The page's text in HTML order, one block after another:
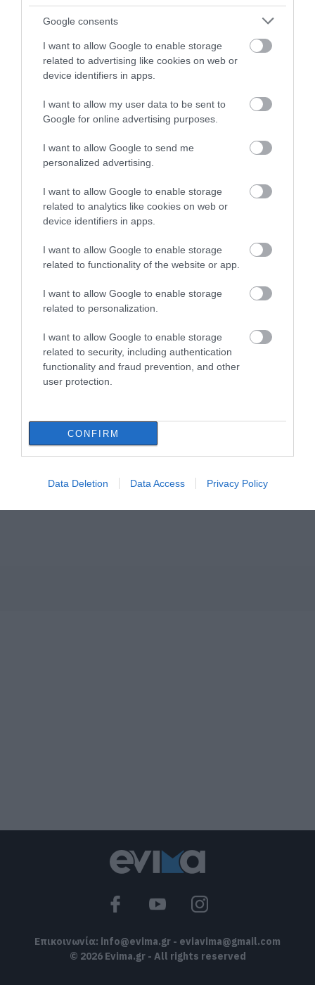
Google consents
I want to allow Google to enable storage
related to advertising like cookies on web or
device identifiers in apps.
I want to allow my user data to be sent to
Google for online advertising purposes.
I want to allow Google to send me
personalized advertising.
I want to allow Google to enable storage
related to analytics like cookies on web or
device identifiers in apps.
I want to allow Google to enable storage
related to functionality of the website or app.
I want to allow Google to enable storage
related to personalization.
I want to allow Google to enable storage
related to security, including authentication
functionality and fraud prevention, and other
user protection.
CONFIRM
Data Deletion Data Access Privacy Policy
πολλές περιοχές- Πίνακας
Άρχισε τις διακοπές ο Μητσοτάκης:
Φαγητό και κρασί σε γνωστό στέκι
08.08.2026 | 09:20
Συγκίνηση και βαθιά πίστη στην
Εύβοια! Τίμησαν τον Όσιο Ιωάννη του
Ρώσσο για το θαύμα της βροχής στη
φωτιά του 2021
Εορτολόγιο: Ποιοι γιορτάζουν σήμερα,
08.08.2026 | 08:40
Καιρός: Πολύ ζέστη σήμερα στην
Εύβοια! Στα ύψη το θερμόμετρο
08.08.2026 | 08:20
Προσοχή σήμερα στην Εύβοια: Υψηλός
κίνδυνος πυρκαγιάς! Τι απαγορεύεται
από την Πολιτική Προστασία
Πλημμύρισε με κόσμο η Φαράκλα
Τραγωδία στην Εύβοια: Άνδρας
Όλες οι τελευταίες ειδήσεις
Επικοινωνία: info@evima.gr - eviavima@gmail.com
© 2026 Evima.gr - All rights reserved